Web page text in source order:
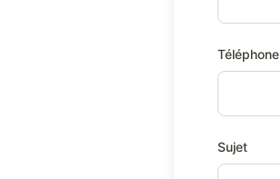
Téléphone
Sujet